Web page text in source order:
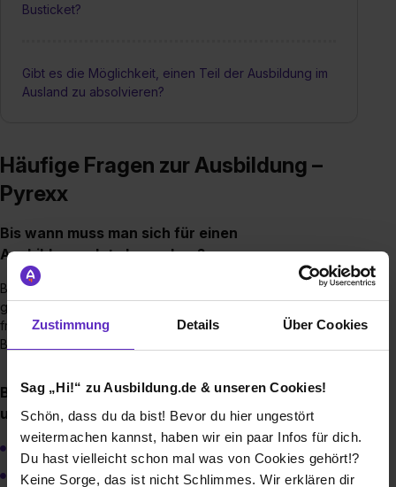
Zustimmung Details Über Cookies
Sag „Hi!“ zu Ausbildung.de & unseren Cookies!
Schön, dass du da bist! Bevor du hier ungestört
weitermachen kannst, haben wir ein paar Infos für dich.
Du hast vielleicht schon mal was von Cookies gehört!?
Keine Sorge, das ist nicht Schlimmes. Wir erklären dir
Busticket?
Gibt es die Möglichkeit, einen Teil der Ausbildung im
Ausland zu absolvieren?
Häufige Fragen zur Ausbildung –
Pyrexx
Bis wann muss man sich für einen
Ausbildungsplatz bewerben?
Bewerbungen für einen der
können
ganzjährig eingereicht werden, jedoch empfehlen wir eine
frühzeitige Bewerbung, um in eine möglichst frühe
Bewerberauswahlrunde zu gelangen.
Brauche ich einen bestimmten Schulabschluss,
um eine Ausbildung bei Ihnen zu machen?
Duales Studium - Abitur (erforderlich)
Fachinformatiker/in Systemintegration - Abitur